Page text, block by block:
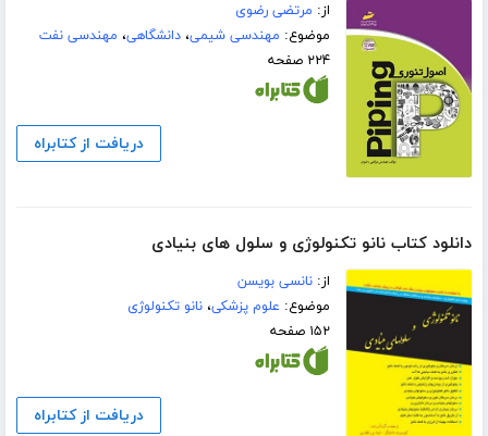
از: مرتضی رضوی
موضوع: مهندسی شیمی،دانشگاهی، مهندسی نفت
۲۲۴ صفحه
دریافت از کتابراه
دانلود کتاب نانو تکنولوژی و سلول های بنیادی
از:نانسی بویسن
موضوع: علوم پزشکی،نانو تکنولوژی
۱۵۲ صفحه
دریافت از کتابراه